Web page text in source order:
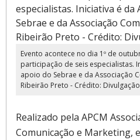
Evento acontece no dia 1º de
participação de seis especialistas.
apoio do Sebrae e da Associação
Ribeirão Preto - Crédito: Divulgação
Realizado pela APCM
Comunicação e Marketing,